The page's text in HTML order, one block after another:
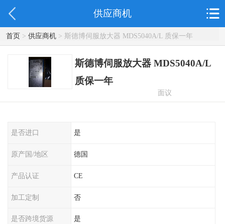
供应商机
首页> 供应商机> 斯德博伺服放大器 MDS5040A/L 质保一年
斯德博伺服放大器 MDS5040A/L
质保一年
面议
是否进口 是
原产国/地区 德国
产品认证 CE
加工定制 否
是否跨境货源 是